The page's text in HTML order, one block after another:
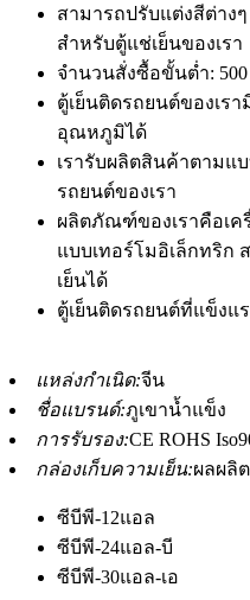
สามารถปรับแต่งสีต่าง
สำหรับตู้แช่เย็นของเรา
จำนวนสั่งซื้อขั้นต่ำ:
ตู้เย็นติดรถยนต์ของเร
อุณหภูมิได้
เรารับผลิตสินค้าตามแ
รถยนต์ของเรา
ผลิตภัณฑ์ของเราคือเค
แบบเทอร์โมอิเล็กทริก
เย็นได้
ตู้เย็นติดรถยนต์ที่แข็ง
แหล่งกำเนิด:จีน
ชื่อแบรนด์:ภูเขาน้ำแข็ง
การรับรอง:CE ROHS
กล่องเก็บความเย็น:ผลผลิ
ซีบีพี-12แอล
ซีบีพี-24แอล-บี
ซีบีพี-30แอล-เอ